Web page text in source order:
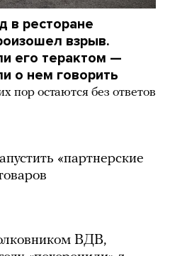
в ресторане
взрыв.
его терактом —
о нем говорить
пор остаются без ответов
«партнерские
ВДВ,